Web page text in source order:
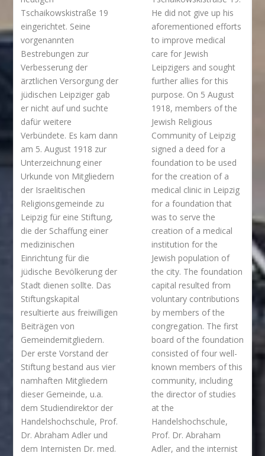
Tschaikowskistraße 19
eingerichtet. Seine
vorgenannten
Bestrebungen zur
Verbesserung der
ärztlichen Versorgung der
jüdischen Leipziger gab
er nicht auf und suchte
dafür weitere
Verbündete. Es kam dann
am 5. August 1918 zur
Unterzeichnung einer
Urkunde von Mitgliedern
der Israelitischen
Religionsgemeinde zu
Leipzig für eine Stiftung,
die der Schaffung einer
medizinischen
Einrichtung für die
jüdische Bevölkerung der
Stadt dienen sollte. Das
Stiftungskapital
resultierte aus freiwilligen
Beiträgen von
Gemeindemitgliedern.
Der erste Vorstand der
Stiftung bestand aus vier
namhaften Mitgliedern
dieser Gemeinde, u.a.
dem Studiendirektor der
Handelshochschule, Prof.
Dr. Abraham Adler und
dem Internisten Dr. med.
He did not give up his
aforementioned efforts
to improve medical
care for Jewish
Leipzigers and sought
further allies for this
purpose. On 5 August
1918, members of the
Jewish Religious
Community of Leipzig
signed a deed for a
foundation to be used
for the creation of a
medical clinic in Leipzig
for a foundation that
was to serve the
creation of a medical
institution for the
Jewish population of
the city. The foundation
capital resulted from
voluntary contributions
by members of the
congregation. The first
board of the foundation
consisted of four well-
known members of this
community, including
the director of studies
at the
Handelshochschule,
Prof. Dr. Abraham
Adler, and the internist